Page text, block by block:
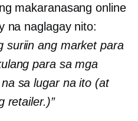
makaranasang online
na naglagay nito:
suriin ang market para
para sa mga
sa lugar na ito (at
retailer.)”